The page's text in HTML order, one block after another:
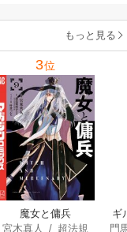
ミック） 6巻
（
もっと見る
3位
魔女と傭兵
宮木真人
/ 超法規
ギ
門